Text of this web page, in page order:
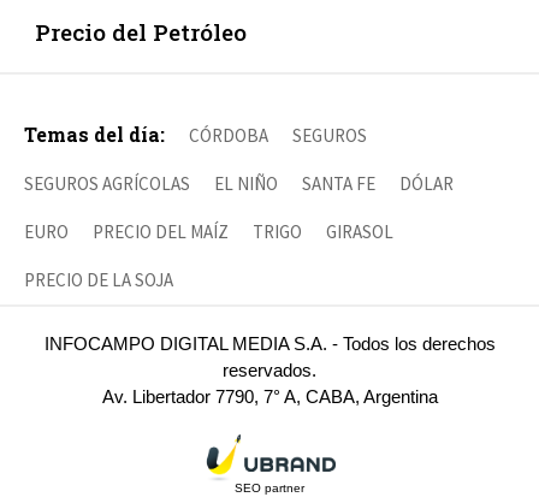
Precio del Petróleo
Temas del día: CÓRDOBA SEGUROS
SEGUROS AGRÍCOLAS EL NIÑO SANTA FE DÓLAR
EURO PRECIO DEL MAÍZ TRIGO GIRASOL
PRECIO DE LA SOJA
INFOCAMPO DIGITAL MEDIA S.A. - Todos los derechos
reservados.
Av. Libertador 7790, 7° A, CABA, Argentina
SEO partner